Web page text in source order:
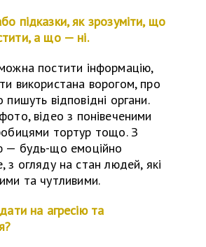
підказки, як зрозуміти, що
а що — ні.
постити інформацію,
використана ворогом, про
пишуть відповідні органи.
фото, відео з понівеченими
тортур тощо. З
— будь-що емоційно
з огляду на стан людей, які
та чутливими.
на агресію та